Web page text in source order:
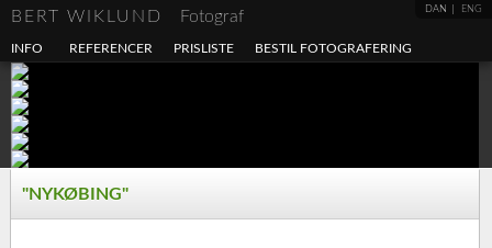
DAN ENG
BERT WIKLUND Fotograf
INFO REFERENCER PRISLISTE BESTIL FOTOGRAFERING
"NYKØBING"